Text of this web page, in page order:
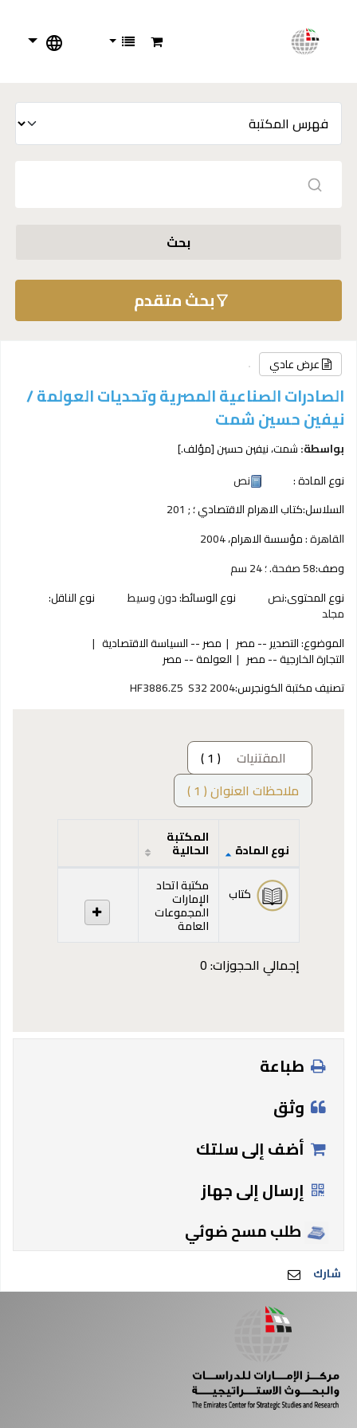
بحث
بحث متقدم
عرض عادي
الصادرات الصناعية المصرية وتحديات العولمة /
نيفين حسين شمت
بواسطة:شمت، نيفين حسين[مؤلف.]
نوع المادة :
نص
السلاسل:كتاب الاهرام الاقتصادي ؛; 201
القاهرة :مؤسسة الاهرام،
وصف:58 صفحة. ؛ 24 سم
نوع المحتوى:نص‎ نوع الوسائط:دون وسيط‎ نوع الناقل:
مجلد‎
الموضوع:التصدير -- مصر مصر -- السياسة الاقتصادية
التجارة الخارجية -- مصر
العولمة -- مصر
تصنيف مكتبة الكونجرس:HF3886.Z5 S32 2004
المقتنيات
( 1 )
ملاحظات العنوان ( 1 )
المقتنيات
نوع المادة
المكتبة
الحالية
كتاب مكتبة اتحاد
الإمارات
المجموعات
العامة
إجمالي الحجوزات: 0
طباعة
وثق
أضف إلى سلتك
إرسال إلى جهاز
طلب مسح ضوئي
شارك